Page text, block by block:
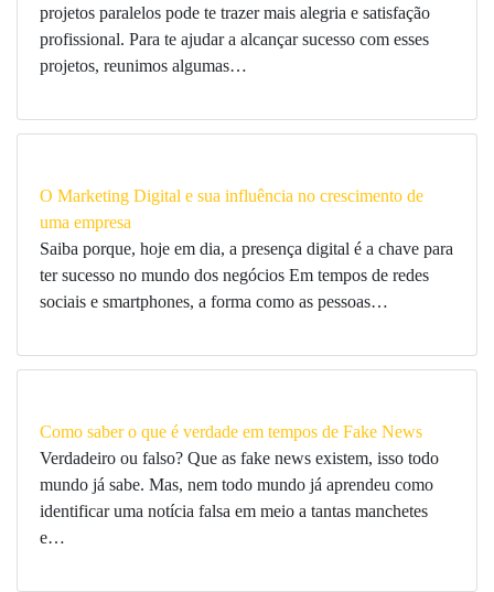
projetos paralelos pode te trazer mais alegria e satisfação
profissional. Para te ajudar a alcançar sucesso com esses
projetos, reunimos algumas…
O Marketing Digital e sua influência no crescimento de
uma empresa
Saiba porque, hoje em dia, a presença digital é a chave para
ter sucesso no mundo dos negócios Em tempos de redes
sociais e smartphones, a forma como as pessoas…
Como saber o que é verdade em tempos de Fake News
Verdadeiro ou falso? Que as fake news existem, isso todo
mundo já sabe. Mas, nem todo mundo já aprendeu como
identificar uma notícia falsa em meio a tantas manchetes
e…